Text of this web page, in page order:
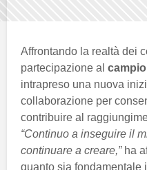
Affrontando la realtà dei
partecipazione al
intrapreso una nuova
collaborazione per
contribuire al
“Continuo a inseguire il
continuare a creare,”ha
quanto sia fondamentale